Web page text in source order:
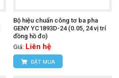
Bộ hiệu chuẩn công tơ ba pha
GENY YC1893D-24 (0.05, 24 vị trí
đồng hồ đo)
Giá: Liên hệ
ĐẶT MUA